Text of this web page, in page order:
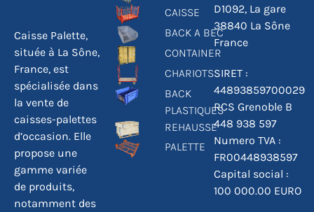
Caisse Palette,
située à La Sône,
France, est
spécialisée dans
la vente de
caisses-palettes
d’occasion. Elle
propose une
gamme variée
de produits,
notamment des
CAISSE
BACK A BEC
CONTAINER
CHARIOTS
BACK
PLASTIQUES
REHAUSSE
PALETTE
D1092, La gare
38840 La Sône
France
SIRET :
44893859700029
RCS Grenoble B
448 938 597
Numero TVA :
FR00448938597
Capital social :
100 000.00 EURO